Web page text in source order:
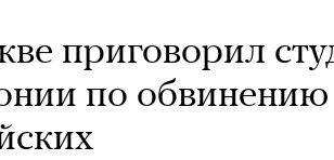
приговорил
по